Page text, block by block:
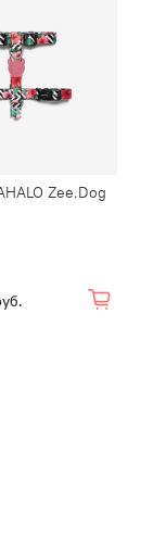
На городских
Zee.Dog